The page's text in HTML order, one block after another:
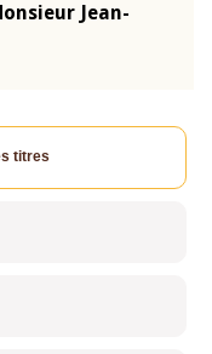
Jean-
titres